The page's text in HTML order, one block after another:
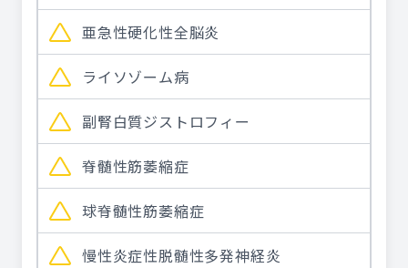
亜急性硬化性全脳炎
ライソゾーム病
副腎白質ジストロフィー
脊髄性筋萎縮症
球脊髄性筋萎縮症
慢性炎症性脱髄性多発神経炎